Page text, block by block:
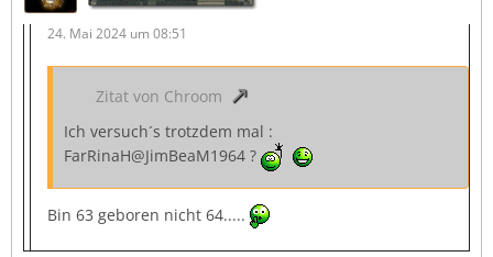
24. Mai 2024 um 08:51
Zitat von Chroom
Ich versuch´s trotzdem mal :
FarRinaH@JimBeaM1964 ?
Bin 63 geboren nicht 64.....